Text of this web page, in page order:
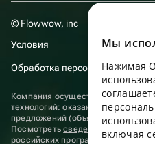
© Flowwow, inc
Условия
Обработка персональных
Компания осуществляет
технологий: оказание услуг в
предложений (объявлений)
Посмотретьсведения о
российских программ для
Мы
Нажимая
включая